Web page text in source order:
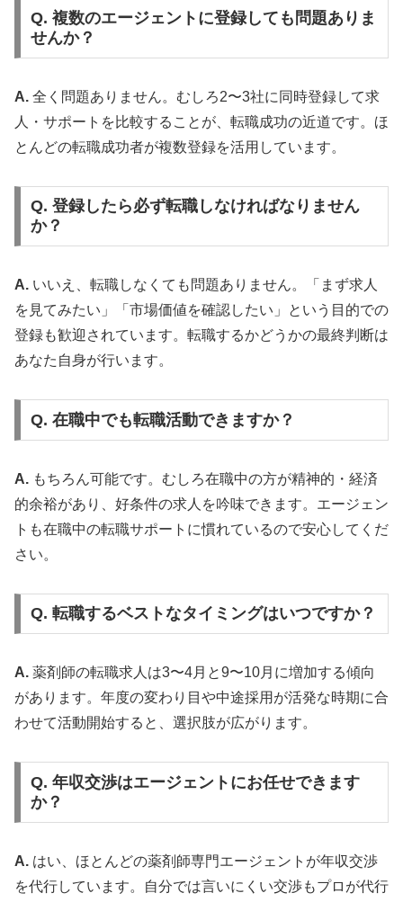
Q. 複数のエージェントに登録しても問題ありま
せんか？
A. 全く問題ありません。むしろ2〜3社に同時登録して求
人・サポートを比較することが、転職成功の近道です。ほ
とんどの転職成功者が複数登録を活用しています。
Q. 登録したら必ず転職しなければなりません
か？
A. いいえ、転職しなくても問題ありません。「まず求人
を見てみたい」「市場価値を確認したい」という目的での
登録も歓迎されています。転職するかどうかの最終判断は
あなた自身が行います。
Q. 在職中でも転職活動できますか？
A. もちろん可能です。むしろ在職中の方が精神的・経済
的余裕があり、好条件の求人を吟味できます。エージェン
トも在職中の転職サポートに慣れているので安心してくだ
さい。
Q. 転職するベストなタイミングはいつですか？
A. 薬剤師の転職求人は3〜4月と9〜10月に増加する傾向
があります。年度の変わり目や中途採用が活発な時期に合
わせて活動開始すると、選択肢が広がります。
Q. 年収交渉はエージェントにお任せできます
か？
A. はい、ほとんどの薬剤師専門エージェントが年収交渉
を代行しています。自分では言いにくい交渉もプロが代行